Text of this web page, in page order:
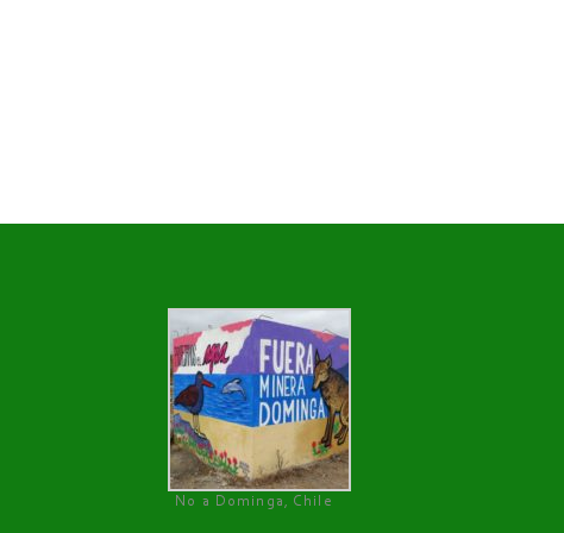
No a Dominga, Chile